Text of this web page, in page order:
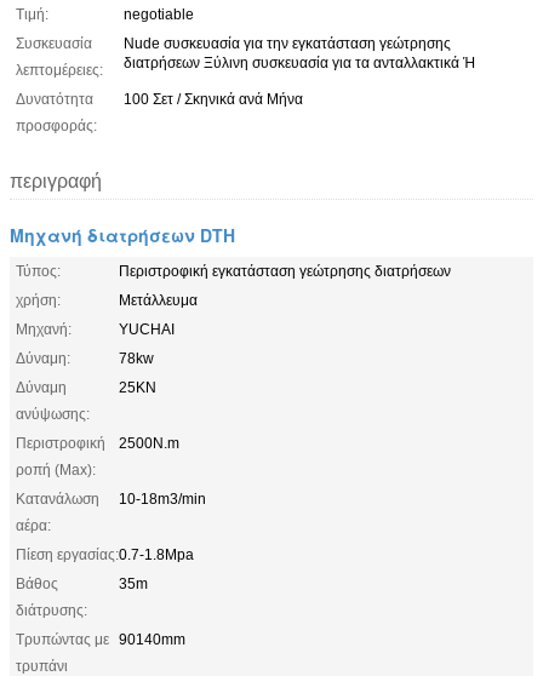
Τιμή:
negotiable
Συσκευασία
λεπτομέρειες:
Nude συσκευασία για την εγκατάσταση γεώτρησης
διατρήσεων Ξύλινη συσκευασία για τα ανταλλακτικά Ή
Δυνατότητα
προσφοράς:
100 Σετ / Σκηνικά ανά Μήνα
περιγραφή
Μηχανή διατρήσεων DTH
Τύπος:
Περιστροφική εγκατάσταση γεώτρησης διατρήσεων
χρήση:
Μετάλλευμα
Μηχανή:
YUCHAI
Δύναμη:
78kw
Δύναμη
ανύψωσης:
25KN
Περιστροφική
ροπή (Max):
2500N.m
Κατανάλωση
αέρα:
10-18m3/min
Πίεση εργασίας:0.7-1.8Mpa
Βάθος
διάτρυσης:
35m
Τρυπώντας με
τρυπάνι
90140mm